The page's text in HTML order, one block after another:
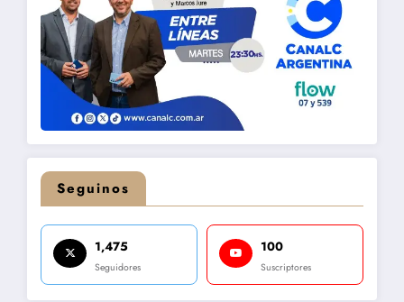
Seguinos
1,475
Seguidores
100
Suscriptores